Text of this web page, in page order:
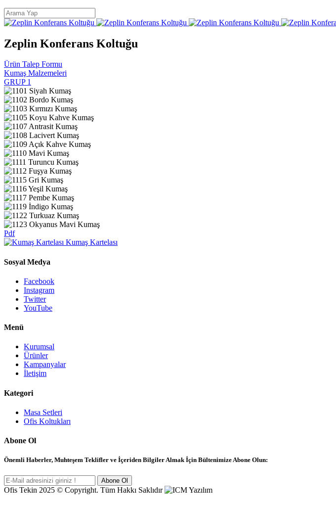
Zeplin Konferans Koltuğu
Ürün Talep Formu
Kumaş Malzemeleri
GRUP 1
Pdf
Kumaş Kartelası
Sosyal Medya
Facebook
Instagram
Twitter
YouTube
Menü
Kurumsal
Ürünler
Kampanyalar
İletişim
Kategori
Masa Setleri
Ofis Koltukları
Abone Ol
Önemli Haberler, Muhteşem Teklifler ve İçeriden Bilgiler Almak İçin Bültenimize Abone Olun:
Abone Ol
Ofis Tekin 2025 © Copyright. Tüm Hakkı Saklıdır